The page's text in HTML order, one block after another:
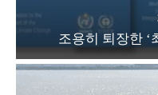
조용히 퇴장한 ‘